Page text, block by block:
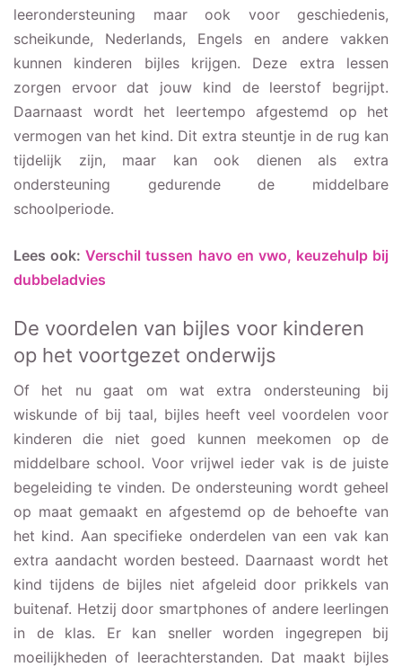
leerondersteuning maar ook voor geschiedenis,
scheikunde, Nederlands, Engels en andere vakken
kunnen kinderen bijles krijgen. Deze extra lessen
zorgen ervoor dat jouw kind de leerstof begrijpt.
Daarnaast wordt het leertempo afgestemd op het
vermogen van het kind. Dit extra steuntje in de rug kan
tijdelijk zijn, maar kan ook dienen als extra
ondersteuning gedurende de middelbare
schoolperiode.
Lees ook:Verschil tussen havo en vwo, keuzehulp bij
dubbeladvies
De voordelen van bijles voor kinderen
op het voortgezet onderwijs
Of het nu gaat om wat extra ondersteuning bij
wiskunde of bij taal, bijles heeft veel voordelen voor
kinderen die niet goed kunnen meekomen op de
middelbare school. Voor vrijwel ieder vak is de juiste
begeleiding te vinden. De ondersteuning wordt geheel
op maat gemaakt en afgestemd op de behoefte van
het kind. Aan specifieke onderdelen van een vak kan
extra aandacht worden besteed. Daarnaast wordt het
kind tijdens de bijles niet afgeleid door prikkels van
buitenaf. Hetzij door smartphones of andere leerlingen
in de klas. Er kan sneller worden ingegrepen bij
moeilijkheden of leerachterstanden. Dat maakt bijles